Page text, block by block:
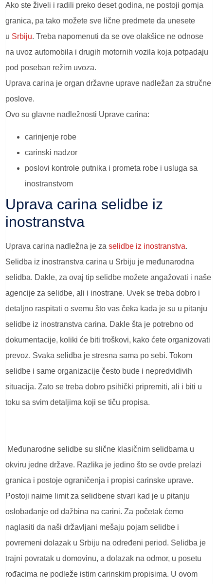
Ako ste živeli i radili preko deset godina, ne postoji gornja
granica, pa tako možete sve lične predmete da unesete
u Srbiju. Treba napomenuti da se ove olakšice ne odnose
na uvoz automobila i drugih motornih vozila koja potpadaju
pod poseban režim uvoza.
Uprava carina je organ državne uprave nadležan za stručne
poslove.
Ovo su glavne nadležnosti Uprave carina:
carinjenje robe
carinski nadzor
poslovi kontrole putnika i prometa robe i usluga sa
inostranstvom
Uprava carina selidbe iz
inostranstva
Uprava carina nadležna je za selidbe iz inostranstva.
Selidba iz inostranstva carina u Srbiju je međunarodna
selidba. Dakle, za ovaj tip selidbe možete angažovati i naše
agencije za selidbe, ali i inostrane. Uvek se treba dobro i
detaljno raspitati o svemu što vas čeka kada je su u pitanju
selidbe iz inostranstva carina. Dakle šta je potrebno od
dokumentacije, koliki će biti troškovi, kako ćete organizovati
prevoz. Svaka selidba je stresna sama po sebi. Tokom
selidbe i same organizacije često bude i nepredvidivih
situacija. Zato se treba dobro psihički pripremiti, ali i biti u
toku sa svim detaljima koji se tiču propisa.
Međunarodne selidbe su slične klasičnim selidbama u
okviru jedne države. Razlika je jedino što se ovde prelazi
granica i postoje ograničenja i propisi carinske uprave.
Postoji naime limit za selidbene stvari kad je u pitanju
oslobađanje od dažbina na carini. Za početak ćemo
naglasiti da naši državljani mešaju pojam selidbe i
povremeni dolazak u Srbiju na određeni period. Selidba je
trajni povratak u domovinu, a dolazak na odmor, u posetu
rođacima ne podleže istim carinskim propisima. U ovom